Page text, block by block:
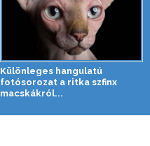
Különleges hangulatú
fotósorozat a ritka szfinx
macskákról...